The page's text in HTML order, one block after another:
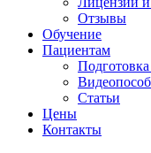
Отзывы
Обучение
Пациентам
Статьи
Цены
Контакты